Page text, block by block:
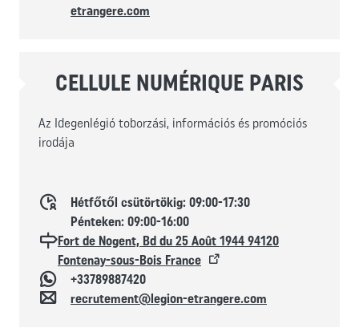
etrangere.com
CELLULE NUMÉRIQUE PARIS
Az Idegenlégió toborzási, információs és promóciós
irodája
Horaires d'ouverture
Hétfőtől csütörtökig: 09:00-17:30
Pénteken: 09:00-16:00
Localisation
Fort de Nogent, Bd du 25 Août 1944 94120
Fontenay-sous-Bois France
Whatsapp
+33789887420
Kapcsolat
recrutement@legion-etrangere.com